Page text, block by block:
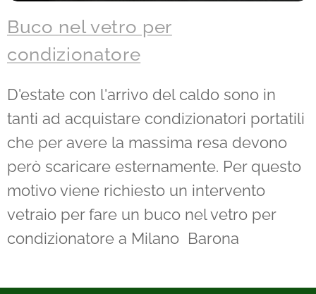
Buco nel vetro per
condizionatore
D'estate con l'arrivo del caldo sono in
tanti ad acquistare condizionatori portatili
che per avere la massima resa devono
però scaricare esternamente. Per questo
motivo viene richiesto un intervento
vetraio per fare un buco nel vetro per
condizionatore a Milano Barona